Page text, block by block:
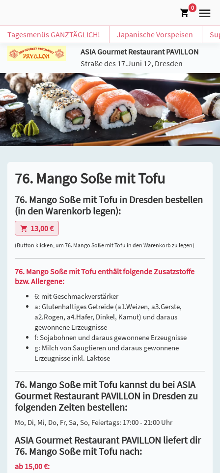
0
Tagesmenüs GANZTÄGLICH! Japanische Vorspeisen
ASIA Gourmet Restaurant PAVILLON
Straße des 17.Juni 12, Dresden
76. Mango Soße mit Tofu
76. Mango Soße mit Tofu in Dresden bestellen
(in den Warenkorb legen):
13,00 €
(Button klicken, um 76. Mango Soße mit Tofu in den Warenkorb zu legen)
76. Mango Soße mit Tofu enthält folgende Zusatzstoffe
bzw. Allergene:
6: mit Geschmackverstärker
a: Glutenhaltiges Getreide (a1.Weizen, a3.Gerste,
a2.Rogen, a4.Hafer, Dinkel, Kamut) und daraus
gewonnene Erzeugnisse
f: Sojabohnen und daraus gewonnene Erzeugnisse
g: Milch von Saugtieren und daraus gewonnene
Erzeugnisse inkl. Laktose
76. Mango Soße mit Tofu kannst du bei ASIA
Gourmet Restaurant PAVILLON in Dresden zu
folgenden Zeiten bestellen:
Mo, Di, Mi, Do, Fr, Sa, So, Feiertags: 17:00 - 21:00 Uhr
ASIA Gourmet Restaurant PAVILLON liefert dir
76. Mango Soße mit Tofu nach:
ab 15,00 €: